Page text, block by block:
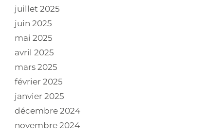
juillet 2025
juin 2025
mai 2025
avril 2025
mars 2025
février 2025
janvier 2025
décembre 2024
novembre 2024